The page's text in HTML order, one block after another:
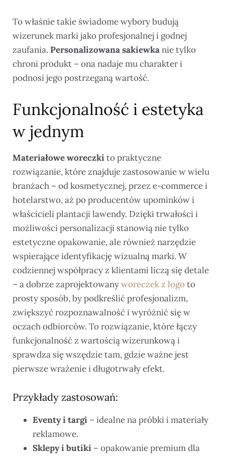
To właśnie takie świadome wybory budują
wizerunek marki jako profesjonalnej i godnej
zaufania. Personalizowana sakiewkanie tylko
chroni produkt – ona nadaje mu charakter i
podnosi jego postrzeganą wartość.
Funkcjonalność i estetyka
w jednym
Materiałowe woreczkito praktyczne
rozwiązanie, które znajduje zastosowanie w wielu
branżach – od kosmetycznej, przez e-commerce i
hotelarstwo, aż po producentów upominków i
właścicieli plantacji lawendy. Dzięki trwałości i
możliwości personalizacji stanowią nie tylko
estetyczne opakowanie, ale również narzędzie
wspierające identyfikację wizualną marki. W
codziennej współpracy z klientami liczą się detale
– a dobrze zaprojektowanyworeczek z logoto
prosty sposób, by podkreślić profesjonalizm,
zwiększyć rozpoznawalność i wyróżnić się w
oczach odbiorców. To rozwiązanie, które łączy
funkcjonalność z wartością wizerunkową i
sprawdza się wszędzie tam, gdzie ważne jest
pierwsze wrażenie i długotrwały efekt.
Przykłady zastosowań:
Eventy i targi – idealne na próbki i materiały
reklamowe.
Sklepy i butiki – opakowanie premium dla